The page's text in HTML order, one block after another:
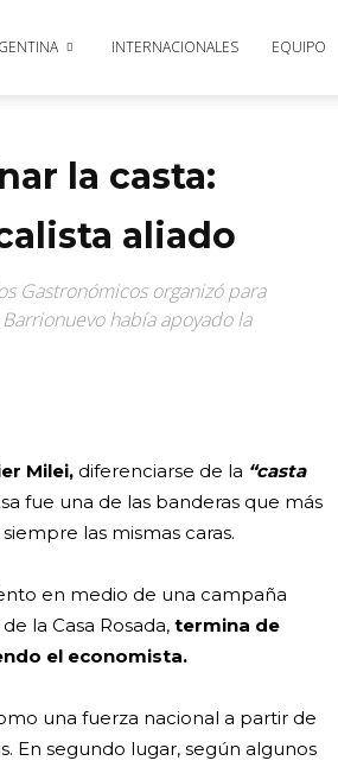
INTERNACIONALES EQUIPO
la casta:
aliado
Gastronómicos organizó para
había apoyado la
Milei, diferenciarse de la “casta
fue una de las banderas que más
las mismas caras.
en medio de una campaña
la Casa Rosada, termina de
el economista.
una fuerza nacional a partir de
En segundo lugar, según algunos